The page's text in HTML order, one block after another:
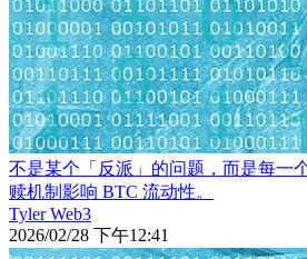
不是某个「反派」的问题，而是每一
赎机制影响 BTC 流动性。
Tyler Web3
2026/02/28 下午12:41